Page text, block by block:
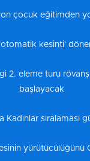
çocuk eğitimden
kesinti'
2. eleme turu rövanş
başlayacak
Kadınlar sıralaması
yürütücülüğünü